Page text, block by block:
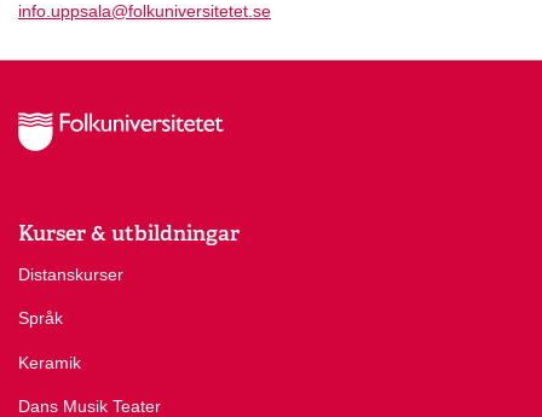
info.uppsala@folkuniversitetet.se
Kurser & utbildningar
Distanskurser
Språk
Keramik
Dans Musik Teater